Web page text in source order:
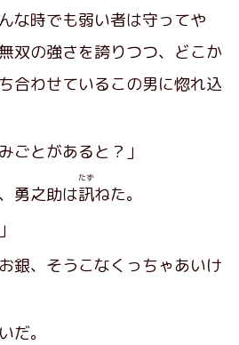
な時でも弱い者は守ってや
双の強さを誇りつつ、どこか
合わせているこの男に惚れ込
ごとがあると？」
勇之助は訊
たず
ねた。
銀、そうこなくっちゃあいけ
だ。